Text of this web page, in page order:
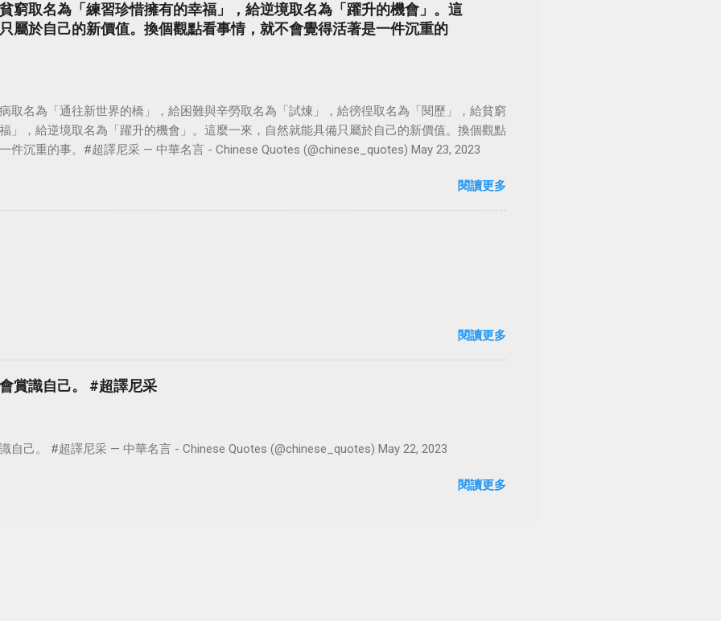
窮取名為「練習珍惜擁有的幸福」，給逆境取名為「躍升的機會」。這
屬於自己的新價值。換個觀點看事情，就不會覺得活著是一件沉重的
取名為「通往新世界的橋」，給困難與辛勞取名為「試煉」，給徬徨取名為「閱歷」，給貧窮
」，給逆境取名為「躍升的機會」。這麼一來，自然就能具備只屬於自己的新價值。換個觀點
件沉重的事。#超譯尼采 — 中華名言 - Chinese Quotes (@chinese_quotes) May 23, 2023
閱讀更多
閱讀更多
賞識自己。 #超譯尼采
自己。 #超譯尼采 — 中華名言 - Chinese Quotes (@chinese_quotes) May 22, 2023
閱讀更多